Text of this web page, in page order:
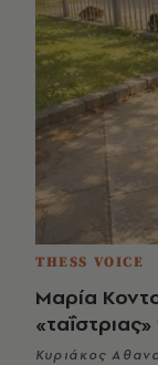
THESS VOICE
Μαρία
Κυριάκος